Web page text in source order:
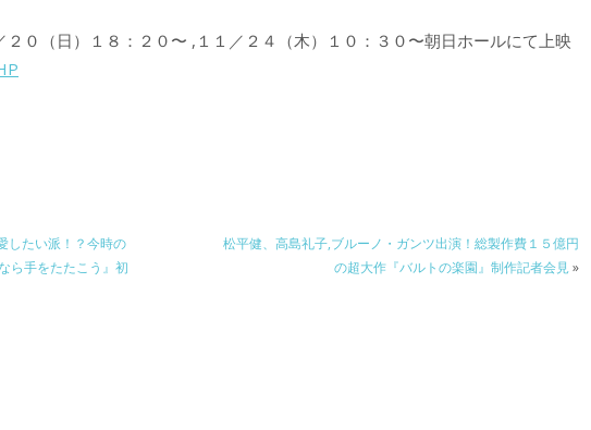
２０（日）１８：２０〜 ,１１／２４（木）１０：３０〜朝日ホールにて上映
したい派！？今時の
ら手をたたこう』初
松平健、高島礼子,ブルーノ・ガンツ出演！総製作費１５億円
の超大作『バルトの楽園』制作記者会見»